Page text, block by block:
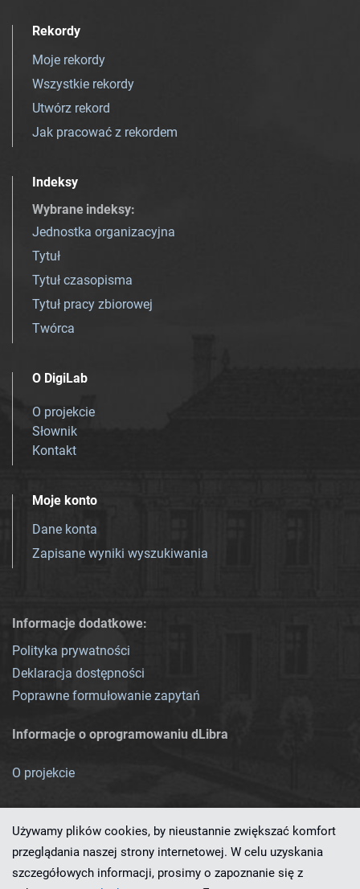
Rekordy
Moje rekordy
Wszystkie rekordy
Utwórz rekord
Jak pracować z rekordem
Indeksy
Wybrane indeksy:
Jednostka organizacyjna
Tytuł
Tytuł czasopisma
Tytuł pracy zbiorowej
Twórca
O DigiLab
O projekcie
Słownik
Kontakt
Moje konto
Dane konta
Zapisane wyniki wyszukiwania
Informacje dodatkowe:
Polityka prywatności
Deklaracja dostępności
Poprawne formułowanie zapytań
Informacje o oprogramowaniu dLibra
O projekcie
Używamy plików cookies, by nieustannie zwiększać komfort
przeglądania naszej strony internetowej. W celu uzyskania
szczegółowych informacji, prosimy o zapoznanie się z